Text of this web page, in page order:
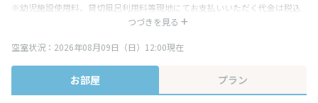
つづきを見る
※幼児施設使用料、貸切風呂利用料等現地にてお支払いいただく代金は税込
み表記となりますが、消費税増税に伴い代金が一部変更となる場合がござい
※表示されている旅行代金・プラン内容は一定時間ごとに更新されます。最
終確認画面でご確認ください。
空室状況：2026年08月09日（日）12:00現在
お部屋 プラン